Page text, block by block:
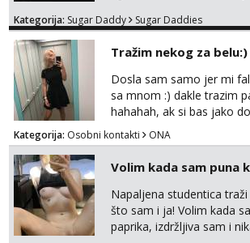
kosu - se dobro ljubiš - si
dostupna radnim danom
obitelj) - vodiš brigu o
zaštitu Ne javljajte se: -
paro...
Kategorija: Sugar Daddy Sugar Daddies
Tražim nekog za belu:)
Dosla sam samo jer mi
sa mnom :) dakle trazim
hahahah, ak si bas jako
razmislit za dalje Klikni na
tamo, cekam te!
Kategorija: Osobni kontakti ONA
Volim kada sam puna
Napaljena studentica
što sam i ja! Volim kada
paprika, izdržljiva sam i